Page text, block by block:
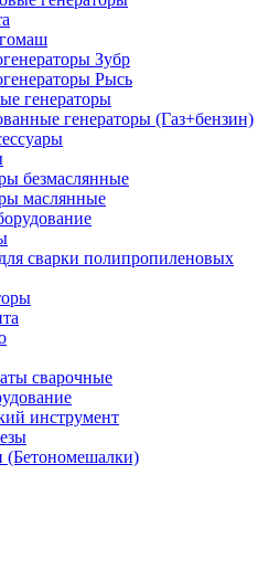
Зубр
Рысь
генераторы
генераторы (Газ+бензин)
безмаслянные
маслянные
сварки полипропиленовых
сварочные
инструмент
(Бетономешалки)